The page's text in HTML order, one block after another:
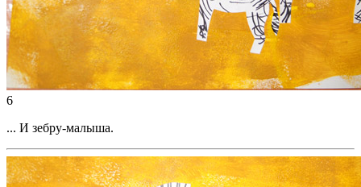
6
... И зебру-малыша.